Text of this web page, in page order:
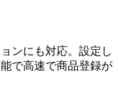
ンにも対応。設定し
で高速で商品登録が